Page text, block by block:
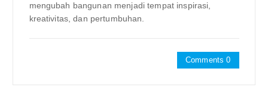
mengubah bangunan menjadi tempat inspirasi,
kreativitas, dan pertumbuhan.
Comments 0